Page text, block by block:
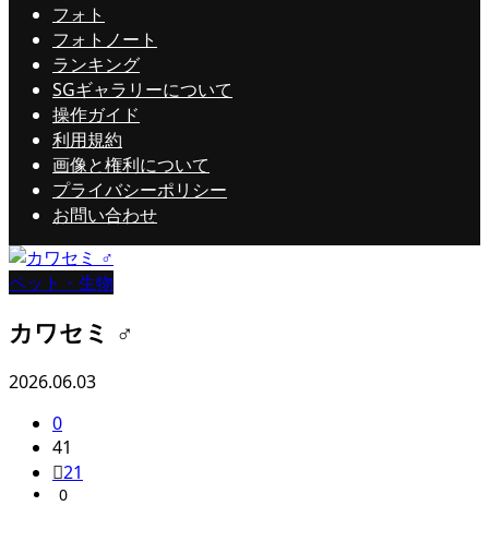
フォト
フォトノート
ランキング
SGギャラリーについて
操作ガイド
利用規約
画像と権利について
プライバシーポリシー
お問い合わせ
ペット・生物
カワセミ ♂
2026.06.03
0
41
21
0